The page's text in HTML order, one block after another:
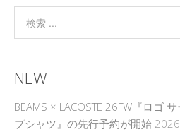
NEW
BEAMS × LACOSTE 26FW『ロゴ
プシャツ』の先行予約が開始